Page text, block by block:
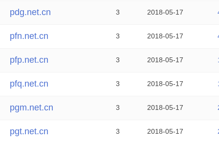
pdg.net.cn 3 2018-05-17
pfn.net.cn 3 2018-05-17
pfp.net.cn 3 2018-05-17
pfq.net.cn 3 2018-05-17
pgm.net.cn 3 2018-05-17
pgt.net.cn 3 2018-05-17